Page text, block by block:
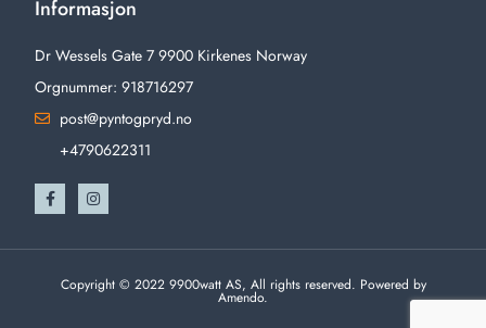
Informasjon
Dr Wessels Gate 7 9900 Kirkenes Norway
Orgnummer: 918716297
post@pyntogpryd.no
+4790622311
Copyright © 2022 9900watt AS, All rights reserved. Powered by
Amendo.